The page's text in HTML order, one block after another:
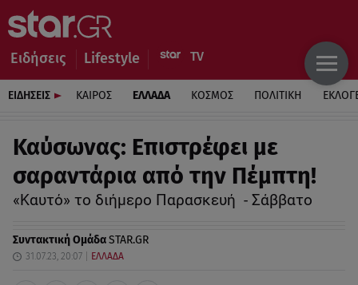
Ειδήσεις Lifestyle
ΕΙΔΗΣΕΙΣ ΚΑΙΡΟΣ ΕΛΛΑΔΑ ΚΟΣΜΟΣ ΠΟΛΙΤΙΚΗ
Καύσωνας: Επιστρέφει με
σαραντάρια από την Πέμπτη!
«Καυτό» το διήμερο Παρασκευή - Σάββατο
Συντακτική ΟμάδαSTAR.GR
31.07.23, 20:07 ΕΛΛΑΔΑ